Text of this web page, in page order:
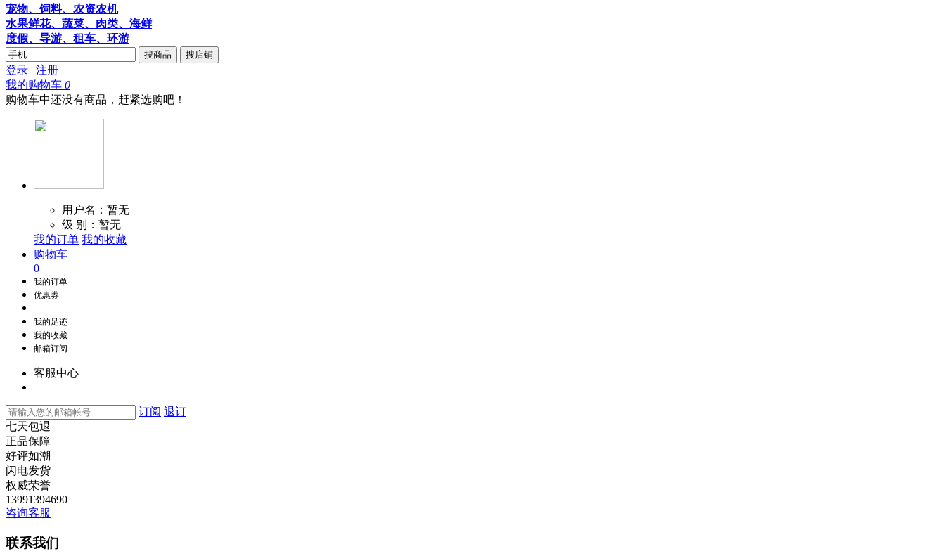
宠物、饲料、农资农机
水果鲜花、蔬菜、肉类、海鲜
度假、导游、租车、环游
搜商品 搜店铺
登录 | 注册
我的购物车 0
购物车中还没有商品，赶紧选购吧！
用户名：暂无
级 别：暂无
我的订单 我的收藏
购物车
0
我的订单
优惠券
我的足迹
我的收藏
邮箱订阅
客服中心
订阅 退订
七天包退
正品保障
好评如潮
闪电发货
权威荣誉
13991394690
咨询客服
联系我们